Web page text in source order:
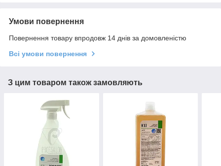
Умови повернення
Повернення товару впродовж 14 днів за домовленістю
Всі умови повернення
З цим товаром також замовляють